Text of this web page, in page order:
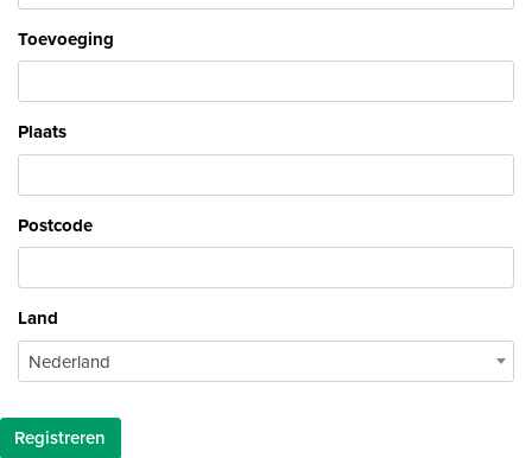
Toevoeging
Plaats
Postcode
Land
Nederland
Registreren